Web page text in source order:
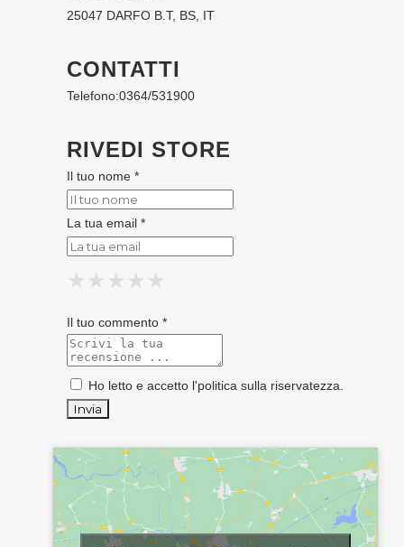
25047 DARFO B.T, BS, IT
CONTATTI
Telefono:0364/531900
RIVEDI STORE
Il tuo nome *
La tua email *
★
★ ★
★ ★ ★
★ ★ ★ ★
★ ★ ★ ★ ★
Il tuo commento *
Ho letto e accetto l'politica sulla riservatezza